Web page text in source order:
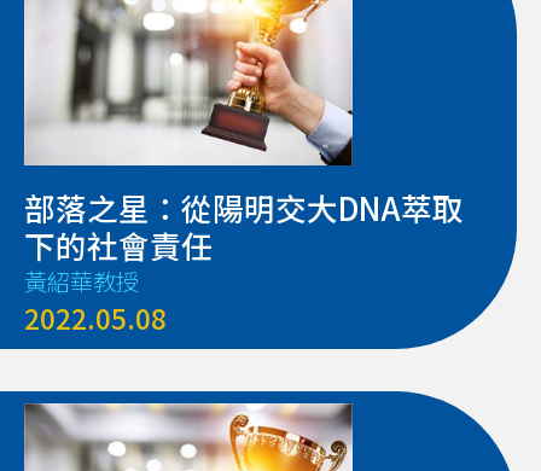
部落之星：從陽明交大DNA萃取
下的社會責任
黃紹華教授
2022.05.08